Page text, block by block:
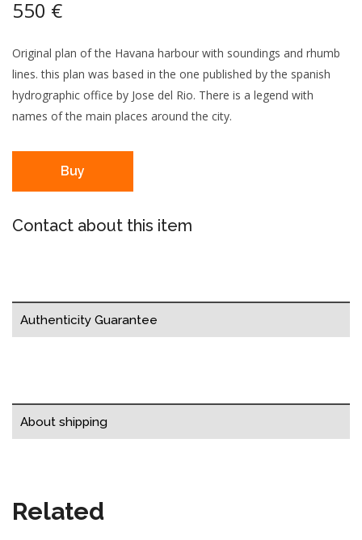
550 €
Original plan of the Havana harbour with soundings and rhumb
lines. this plan was based in the one published by the spanish
hydrographic office by Jose del Rio. There is a legend with
names of the main places around the city.
Buy
Contact about this item
Authenticity Guarantee
About shipping
Related